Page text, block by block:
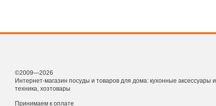
©2009—2026
Интернет-магазин посуды и товаров для дома: кухонные аксессуары и
техника, хозтовары
Принимаем к оплате